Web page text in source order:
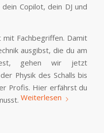
Copilot, dein DJ und
Fachbegriffen. Damit
ausgibst, die du am
gehen wir jetzt
Physik des Schalls bis
Profis. Hier erfährst du
Weiterlesen